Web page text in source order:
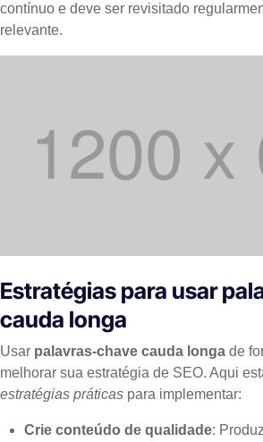
contínuo e deve ser revisitado
relevante.
Estratégias para usar
cauda longa
Usar palavras-chave cauda longa de
melhorar sua estratégia de SEO. Aqui
estratégias práticas para implementar:
Crie conteúdo de qualidade: